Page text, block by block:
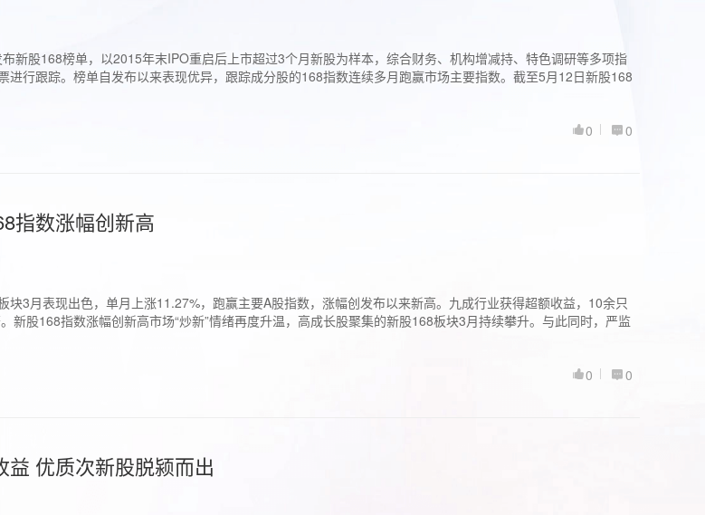
新股168榜单，以2015年末IPO重启后上市超过3个月新股为样本，综合财务、机构增减持、特色调研等多项指
进行跟踪。榜单自发布以来表现优异，跟踪成分股的168指数连续多月跑赢市场主要指数。截至5月12日新股168
0
0
指数涨幅创新高
块3月表现出色，单月上涨11.27%，跑赢主要A股指数，涨幅创发布以来新高。九成行业获得超额收益，10余只
新股168指数涨幅创新高市场“炒新”情绪再度升温，高成长股聚集的新股168板块3月持续攀升。与此同时，严监
0
0
优质次新股脱颍而出